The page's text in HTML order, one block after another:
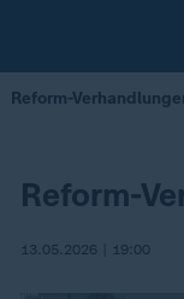
Reform-
Reform-
13.05.2026 | 19:00